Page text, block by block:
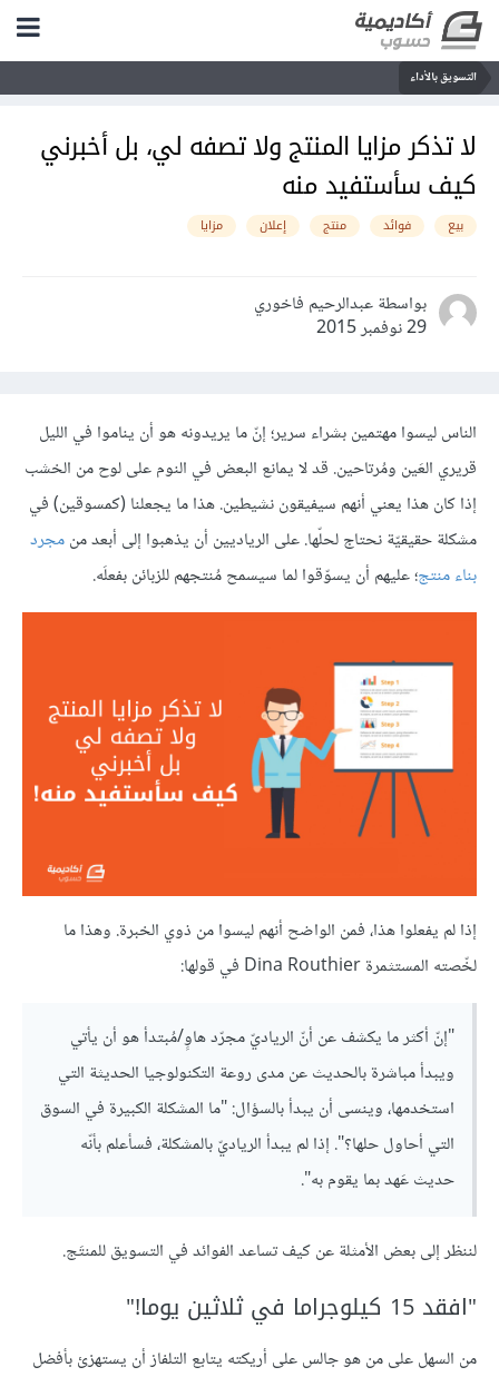
التسويق بالأداء
لا تذكر مزايا المنتج ولا تصفه لي، بل أخبرني
كيف سأستفيد منه
بيع فوائد منتج إعلان مزايا
بواسطة عبدالرحيم فاخوري
29 نوفمبر 2015
الناس ليسوا مهتمين بشراء سرير؛ إنّ ما يريدونه هو أن يناموا في الليل
قريري العَين ومُرتاحين. قد لا يمانع البعض في النوم على لوح من الخشب
إذا كان هذا يعني أنهم سيفيقون نشيطين. هذا ما يجعلنا (كمسوقين) في
مشكلة حقيقيّة نحتاج لحلّها. على الرياديين أن يذهبوا إلى أبعد منمجرد
بناء منتج؛ عليهم أن يسوّقوا لما سيسمح مُنتجهم للزبائن بفعلَه.
إذا لم يفعلوا هذا، فمن الواضح أنهم ليسوا من ذوي الخبرة. وهذا ما
لخّصته المستثمرة Dina Routhier في قولها:
"إنّ أكثر ما يكشف عن أنّ الرياديّ مجرّد هاوٍ/مُبتدأ هو أن يأتي
ويبدأ مباشرة بالحديث عن مدى روعة التكنولوجيا الحديثة التي
استخدمها، وينسى أن يبدأ بالسؤال: "ما المشكلة الكبيرة في السوق
التي أحاول حلها؟". إذا لم يبدأ الرياديّ بالمشكلة، فسأعلم بأنّه
حديث عَهد بما يقوم به".
لننظر إلى بعض الأمثلة عن كيف تساعد الفوائد في التسويق للمنتَج.
"افقد 15 كيلوجراما في ثلاثين يوما!"
من السهل على من هو جالس على أريكته يتابع التلفاز أن يستهزئ بأفضل